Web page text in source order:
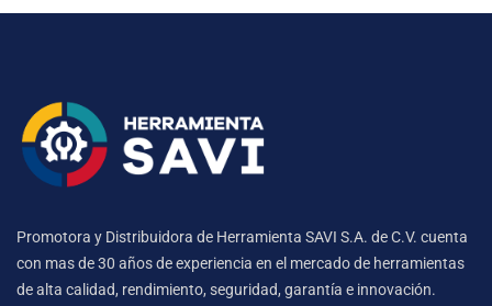
Promotora y Distribuidora de Herramienta SAVI S.A. de C.V. cuenta
con mas de 30 años de experiencia en el mercado de herramientas
de alta calidad, rendimiento, seguridad, garantía e innovación.